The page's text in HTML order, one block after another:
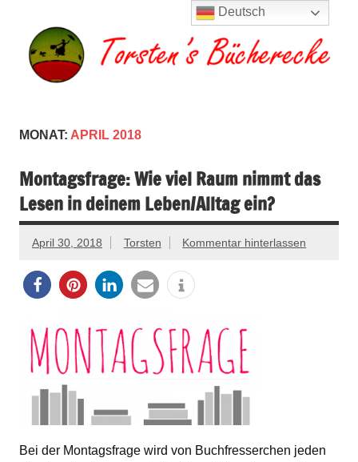
springen
MONAT: APRIL 2018
Montagsfrage: Wie viel Raum nimmt das
Lesen in deinem Leben/Alltag ein?
April 30, 2018 Torsten Kommentar hinterlassen
Bei der Montagsfrage wird von Buchfresserchen jeden
Deutsch